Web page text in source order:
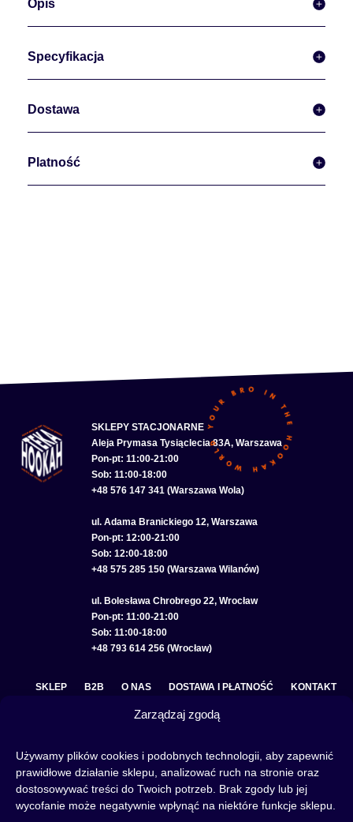
Zarządzaj zgodą
Używamy plików cookies i podobnych technologii, aby zapewnić
prawidłowe działanie sklepu, analizować ruch na stronie oraz
dostosowywać treści do Twoich potrzeb. Brak zgody lub jej
wycofanie może negatywnie wpłynąć na niektóre funkcje sklepu.
Opis
Specyfikacja
Dostawa
Platność
SKLEPY STACJONARNE
Aleja Prymasa Tysiąclecia 83A, Warszawa
Pon-pt: 11:00-21:00
Sob: 11:00-18:00
+48 576 147 341 (Warszawa Wola)
ul. Adama Branickiego 12, Warszawa
Pon-pt: 12:00-21:00
Sob: 12:00-18:00
+48 575 285 150 (Warszawa Wilanów)
ul. Bolesława Chrobrego 22, Wrocław
Pon-pt: 11:00-21:00
Sob: 11:00-18:00
+48 793 614 256 (Wrocław)
SKLEP B2B O NAS DOSTAWA I PŁATNOŚĆ KONTAKT
POLITYKA PRYWATNOŚCI